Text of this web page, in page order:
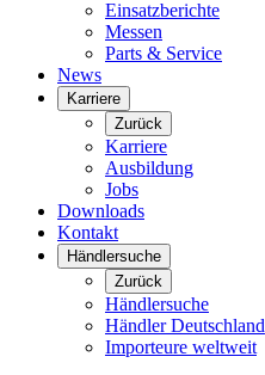
Einsatzberichte
Messen
Parts & Service
News
Karriere
Zurück
Karriere
Ausbildung
Jobs
Downloads
Kontakt
Händlersuche
Zurück
Händlersuche
Händler Deutschland
Importeure weltweit